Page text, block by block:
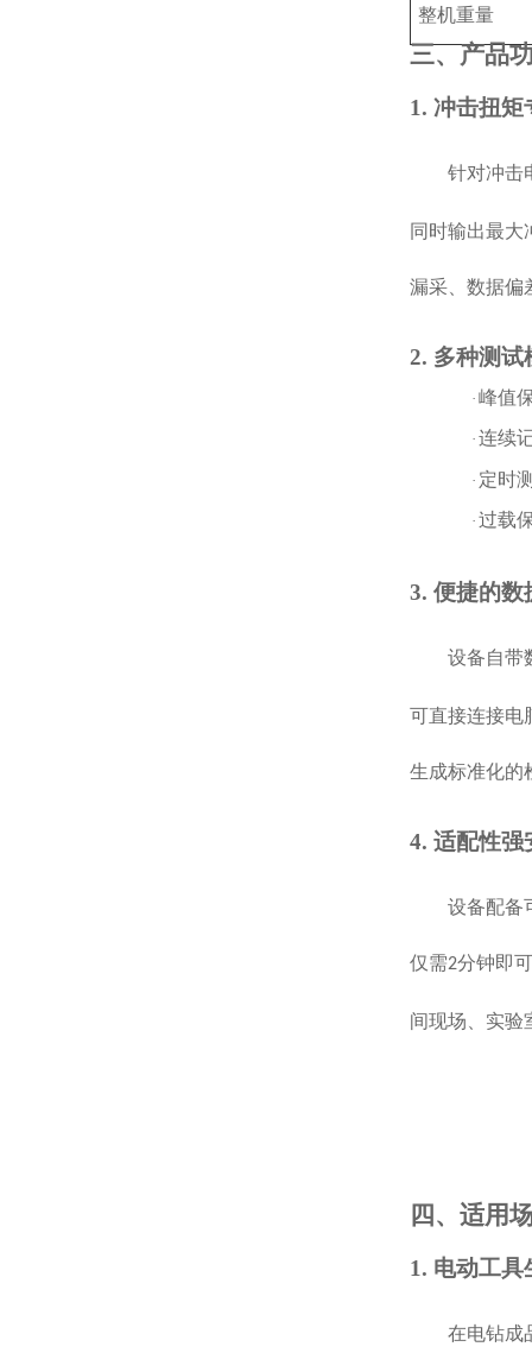
整机重量
三、产品
1. 冲击扭矩
针对冲击
同时输出最大
漏采、数据偏
2. 多种测试
· 峰值
· 连续
· 定时
· 过载
3. 便捷的数
设备自带
可直接连接电
生成标准化的
4. 适配性强
设备配备
仅需2分钟即
间现场、实验
四、适用
1. 电动工具
在电钻成